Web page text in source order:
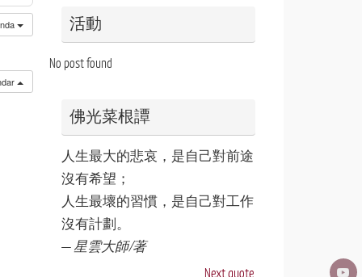
活動
No post found
佛光菜根譚
人生最大的悲哀，是自己對前途
沒有希望；
人生最壞的習慣，是自己對工作
沒有計劃。
— 星雲大師/著
Next quote